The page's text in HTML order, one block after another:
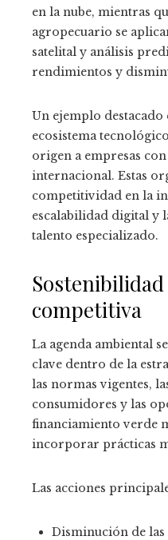
en la nube, mientras
agropecuario se
satelital y análisis
rendimientos y
Un ejemplo
ecosistema
origen a empresas
internacional. Estas
competitividad en la
escalabilidad digital y
talento especializado.
competitiva
La agenda ambiental
clave dentro de la
las normas vigentes,
consumidores y las
financiamiento verde
incorporar prácticas
Las acciones
Disminución de las